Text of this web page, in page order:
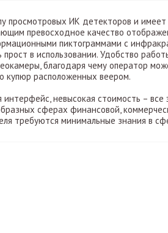
просмотровых ИК детекторов и
превосходное качество
пиктограммами с
в использовании. Удобство
благодаря чему оператор
купюр расположенных веером.
невысокая стоимость – все
сферах финансовой,
требуются минимальные знания в